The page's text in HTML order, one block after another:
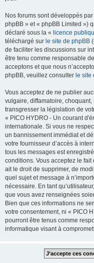
Nos forums sont développés
phpBB » et « phpBB Limited »)
déclaré sous la « licence
téléchargé sur le site de phpBB
de faciliter les discussions sur
être tenu comme responsable
acceptons et que nous
phpBB, veuillez consulter le site
Vous acceptez de ne publier
vulgaire, diffamatoire,
transgresser la législation de
« PICO HYDRO - Un courant
internationale. Si vous ne
un bannissement immédiat et
votre fournisseur d’accès à
tous les messages est
conditions. Vous acceptez le
ait le droit de supprimer, de
quel sujet et message à
nécessaire. En tant
que vous avez renseignées
Bien que ces informations ne
votre consentement, ni « PICO
pourront être tenus comme
informatique visant à